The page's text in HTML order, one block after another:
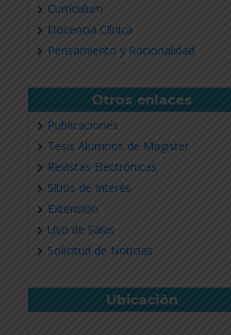
Currículum
Docencia Clínica
Pensamiento y Racionalidad
Otros enlaces
Publicaciones
Tesis Alumnos de Magíster
Revistas Electrónicas
Sitios de Interés
Extensión
Uso de Salas
Solicitud de Noticias
Ubicación
Revisar más información